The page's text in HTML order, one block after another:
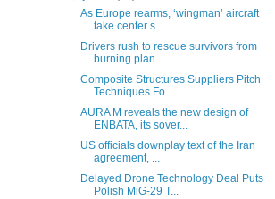
As Europe rearms, ‘wingman’ aircraft
take center s...
Drivers rush to rescue survivors from
burning plan...
Composite Structures Suppliers Pitch
Techniques Fo...
AURA M reveals the new design of
ENBATA, its sover...
US officials downplay text of the Iran
agreement, ...
Delayed Drone Technology Deal Puts
Polish MiG-29 T...